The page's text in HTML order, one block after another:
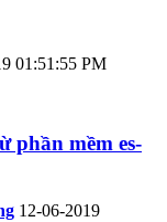
01:51:55 PM
phần mềm es-
12-06-2019